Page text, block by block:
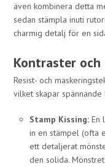
även kombinera detta
sedan stämpla inuti
charmig detalj för en
Kontraster
Resist- och
vilket skapar
Stamp Kissing: En
in en stämpel (ofta
ett detaljerat
den solida.